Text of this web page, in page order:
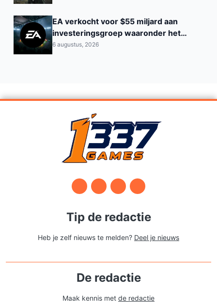
EA verkocht voor $55 miljard aan
investeringsgroep waaronder het
Saoedi‑Arabisch PIF
6 augustus, 2026
Tip de redactie
Heb je zelf nieuws te melden? Deel je nieuws
De redactie
Maak kennis met de redactie